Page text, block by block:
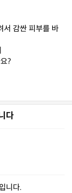
서 감싼 피부를 바
?
다
니다.